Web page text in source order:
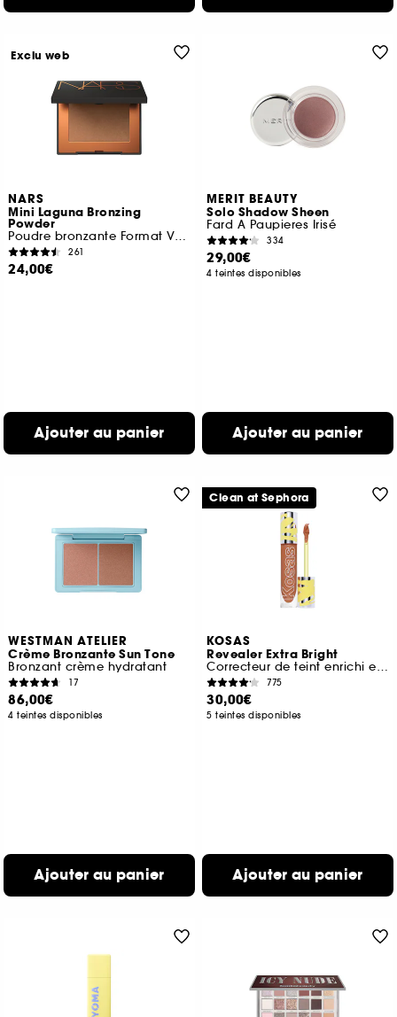
NARS
Mini Laguna Bronzing
Powder
Poudre bronzante Format Voyage
261
24,00€
Ajouter au panier
Exclu web
MERIT BEAUTY
Solo Shadow Sheen
Fard A Paupieres Irisé
334
29,00€
4 teintes disponibles
Ajouter au panier
WESTMAN ATELIER
Crème Bronzante Sun Tone
Bronzant crème hydratant
17
86,00€
4 teintes disponibles
Ajouter au panier
KOSAS
Revealer Extra Bright
Correcteur de teint enrichi en peptides
775
30,00€
5 teintes disponibles
Ajouter au panier
Clean at Sephora